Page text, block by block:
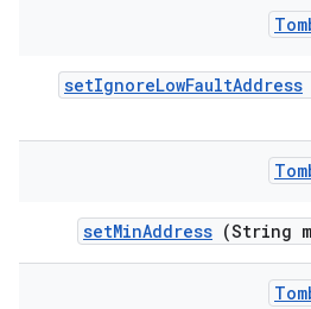
setIgnoreLowFaultAddress
setMinAddress (String